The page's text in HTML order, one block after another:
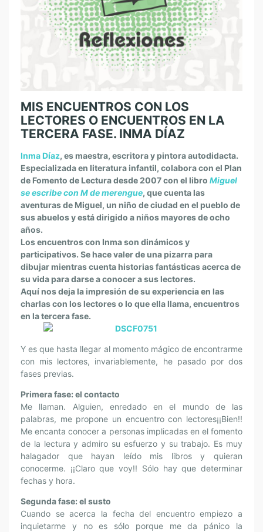
MIS ENCUENTROS CON LOS
LECTORES O ENCUENTROS EN LA
TERCERA FASE. INMA DÍAZ
Inma Díaz, es maestra, escritora y pintora autodidacta.
Especializada en literatura infantil, colabora con el Plan
de Fomento de Lectura desde 2007 con el libro Miguel
se escribe con M de merengue, que cuenta las
aventuras de Miguel, un niño de ciudad en el pueblo de
sus abuelos y está dirigido a niños mayores de ocho
años.
Los encuentros con Inma son dinámicos y
participativos. Se hace valer de una pizarra para
dibujar mientras cuenta historias fantásticas acerca de
su vida para darse a conocer a sus lectores.
Aquí nos deja la impresión de su experiencia en las
charlas con los lectoreso lo que ella llama, encuentros
en la tercera fase.
Y es que hasta llegar al momento mágico de encontrarme
con mis lectores, invariablemente, he pasado por dos
fases previas.
Primera fase: el contacto
Me llaman. Alguien, enredado en el mundo de las
palabras, me propone un encuentro con lectores¡¡Bien!!
Me encanta conocer a personas implicadas en el fomento
de la lectura y admiro su esfuerzo y su trabajo. Es muy
halagador que hayan leído mis libros y quieran
conocerme. ¡¡Claro que voy!! Sólo hay que determinar
fechas y hora.
Segunda fase: el susto
Cuando se acerca la fecha del encuentro empiezo a
inquietarme y no es sólo porque me da pánico la